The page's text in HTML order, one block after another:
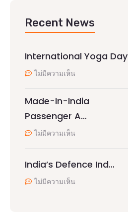
Recent News
International Yoga Day
ไม่มีความเห็น
Made-In-India
Passenger A…
ไม่มีความเห็น
India’s Defence Ind…
ไม่มีความเห็น